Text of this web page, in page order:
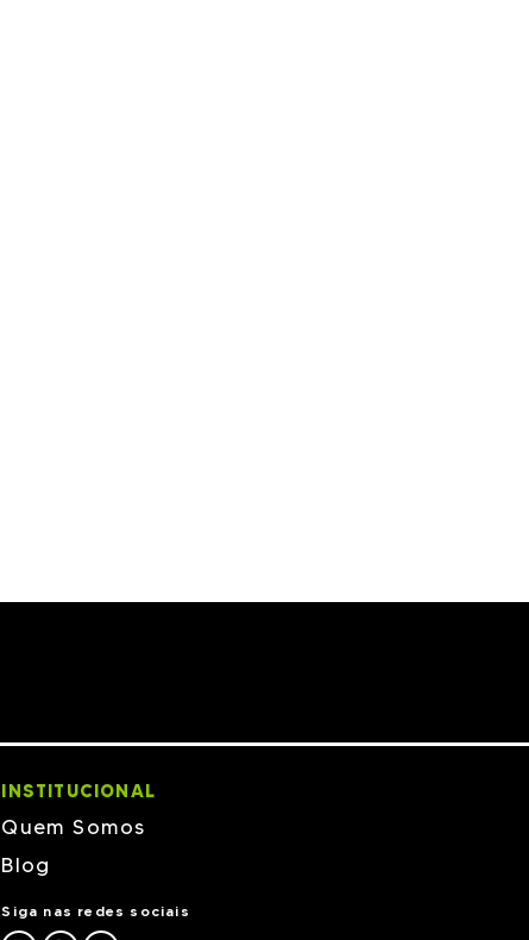
INSTITUCIONAL
Quem Somos
Blog
Siga nas redes sociais